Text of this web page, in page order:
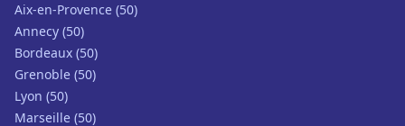
Aix-en-Provence (50)
Annecy (50)
Bordeaux (50)
Grenoble (50)
Lyon (50)
Marseille (50)